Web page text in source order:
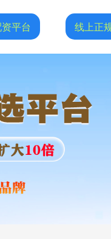
平台 线上正